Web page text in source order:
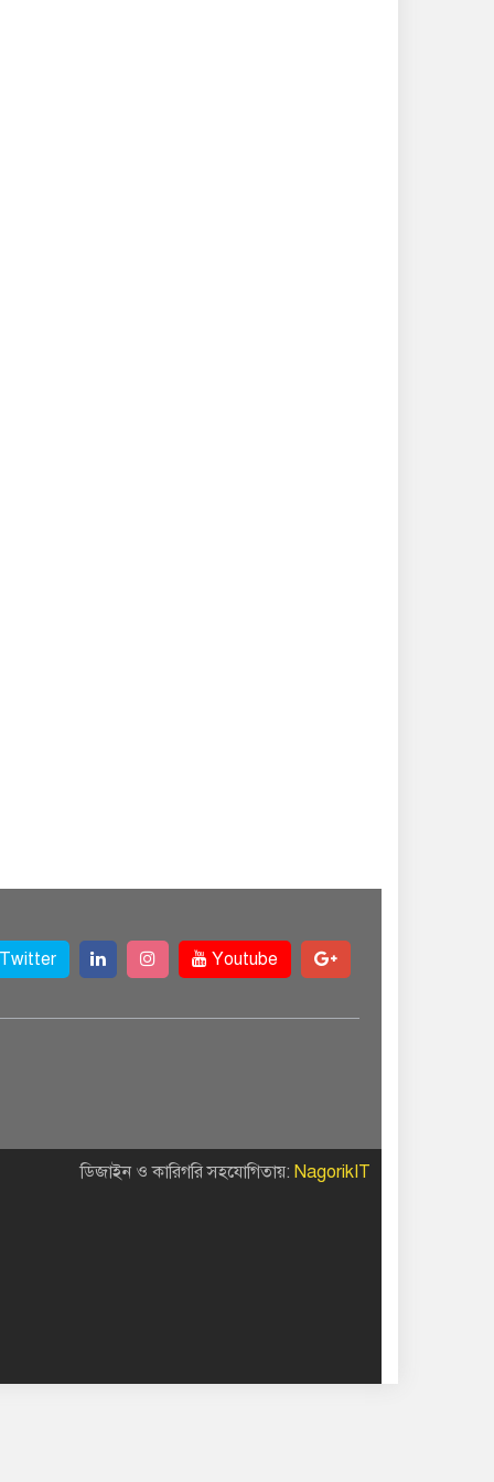
Twitter Youtube
ডিজাইন ও কারিগরি সহযোগিতায়: NagorikIT